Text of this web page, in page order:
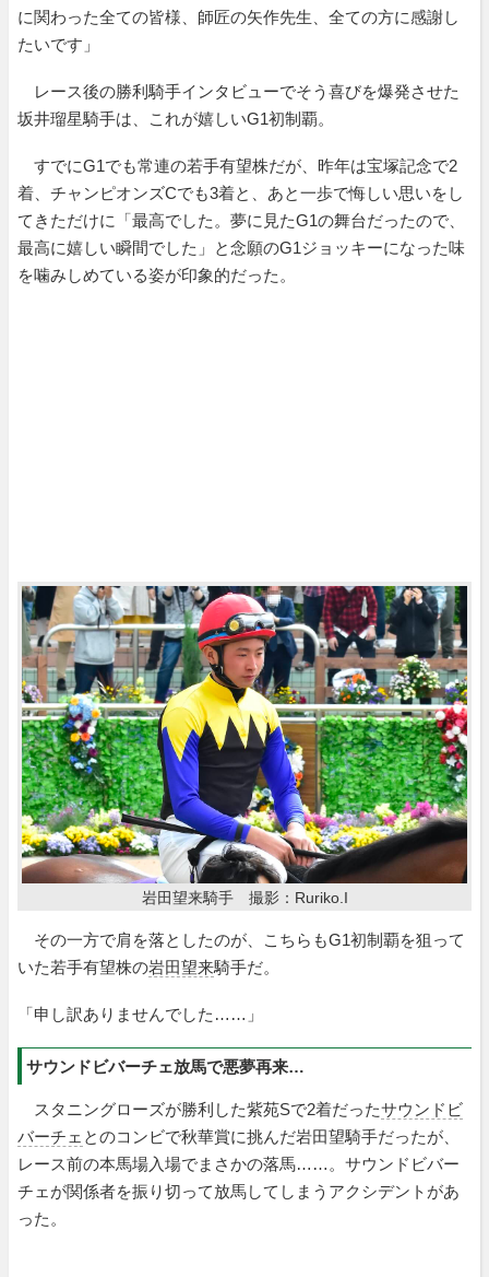
に関わった全ての皆様、師匠の矢作先生、全ての方に感謝し
たいです」
レース後の勝利騎手インタビューでそう喜びを爆発させた
坂井瑠星騎手は、これが嬉しいG1初制覇。
すでにG1でも常連の若手有望株だが、昨年は宝塚記念で2
着、チャンピオンズCでも3着と、あと一歩で悔しい思いをし
てきただけに「最高でした。夢に見たG1の舞台だったので、
最高に嬉しい瞬間でした」と念願のG1ジョッキーになった味
を噛みしめている姿が印象的だった。
岩田望来騎手 撮影：Ruriko.I
その一方で肩を落としたのが、こちらもG1初制覇を狙って
いた若手有望株の岩田望来騎手だ。
「申し訳ありませんでした……」
サウンドビバーチェ放馬で悪夢再来…
スタニングローズが勝利した紫苑Sで2着だったサウンドビ
バーチェ とのコンビで秋華賞に挑んだ岩田望騎手だったが、
レース前の本馬場入場でまさかの落馬……。サウンドビバー
チェが関係者を振り切って放馬してしまうアクシデントがあ
った。